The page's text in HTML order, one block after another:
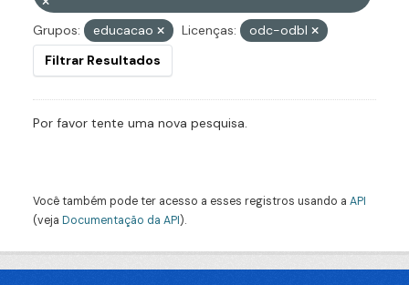
Grupos: educacao Licenças:
odc-odbl
Filtrar Resultados
Por favor tente uma nova pesquisa.
Você também pode ter acesso a esses registros usando a API
(veja Documentação da API).